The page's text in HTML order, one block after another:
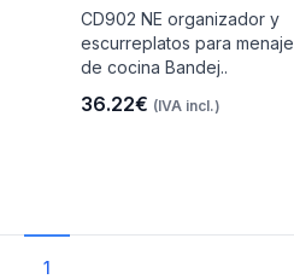
CD902 NE organizador y
escurreplatos para menaje
de cocina Bandej..
36.22€ (IVA incl.)
1